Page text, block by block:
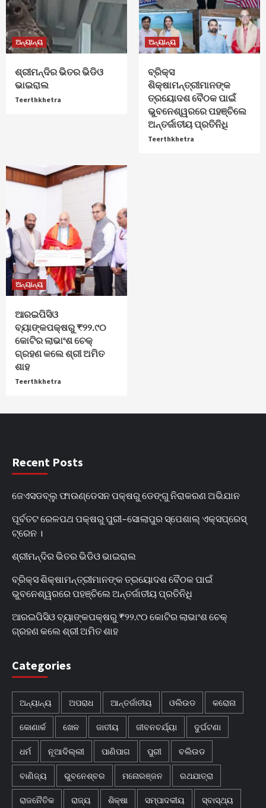
ଅନ୍ୟାନ୍ୟ
ଶ୍ରୀମନ୍ଦିର ଭିତର ଭିଡିଓ
ଭାଇରାଲ
Teerthkhetra
ଅନ୍ୟାନ୍ୟ
ବ୍ରିକ୍ସ
ଶିକ୍ଷାମନ୍ତ୍ରୀମାନଙ୍କ
ତ୍ରୟୋଦଶ ବୈଠକ ପାଇଁ
ଭୁବନେଶ୍ୱରରେ ପହଞ୍ଚିଲେ
ଅନ୍ତର୍ଜାତୀୟ ପ୍ରତିନିଧି
Teerthkhetra
ଅନ୍ୟାନ୍ୟ
ଆରଇପିସିଓ
ବ୍ୟାଙ୍କପକ୍ଷରୁ ₹୨୨.୯୦
କୋଟିର ଲାଭାଂଶ ଚେକ୍
ଗ୍ରହଣ କଲେ ଶ୍ରୀ ଅମିତ
ଶାହ
Teerthkhetra
Recent Posts
ଜେଏସଡବ୍ଲୁ ଫାଉଣ୍ଡେସନ ପକ୍ଷରୁ ଡେଙ୍ଗୁ ନିରାକରଣ ଅଭିଯାନ
ପୂର୍ବତଟ ରେଳପଥ ପକ୍ଷରୁ ପୁରୀ–ସୋଲାପୁର ସ୍ପେଶାଲ୍ ଏକ୍ସପ୍ରେସ୍
ଟ୍ରେନ ।
ଶ୍ରୀମନ୍ଦିର ଭିତର ଭିଡିଓ ଭାଇରାଲ
ବ୍ରିକ୍ସ ଶିକ୍ଷାମନ୍ତ୍ରୀମାନଙ୍କ ତ୍ରୟୋଦଶ ବୈଠକ ପାଇଁ
ଭୁବନେଶ୍ୱରରେ ପହଞ୍ଚିଲେ ଅନ୍ତର୍ଜାତୀୟ ପ୍ରତିନିଧି
ଆରଇପିସିଓ ବ୍ୟାଙ୍କପକ୍ଷରୁ ₹୨୨.୯୦ କୋଟିର ଲାଭାଂଶ ଚେକ୍
ଗ୍ରହଣ କଲେ ଶ୍ରୀ ଅମିତ ଶାହ
Categories
ଅନ୍ୟାନ୍ୟ ଅପରାଧ ଆନ୍ତର୍ଜାତୀୟ ଓଲିଉଡ କରୋନା
କୋଣାର୍କ ଖେଳ ଜାତୀୟ ଜୀବନଚର୍ଯ୍ୟା ଦୁର୍ଘଟଣା
ଧର୍ମ ନୂଆଦିଲ୍ଲୀ ପାଣିପାଗ ପୁରୀ ବଲିଉଡ
ବାଣିଜ୍ୟ ଭୁବନେଶ୍ବର ମନୋରଞ୍ଜନ ରଥଯାତ୍ରା
ରାଜନୈତିକ ରାଜ୍ୟ ଶିକ୍ଷା ସମ୍ପାଦକୀୟ ସ୍ବାସ୍ଥ୍ୟ